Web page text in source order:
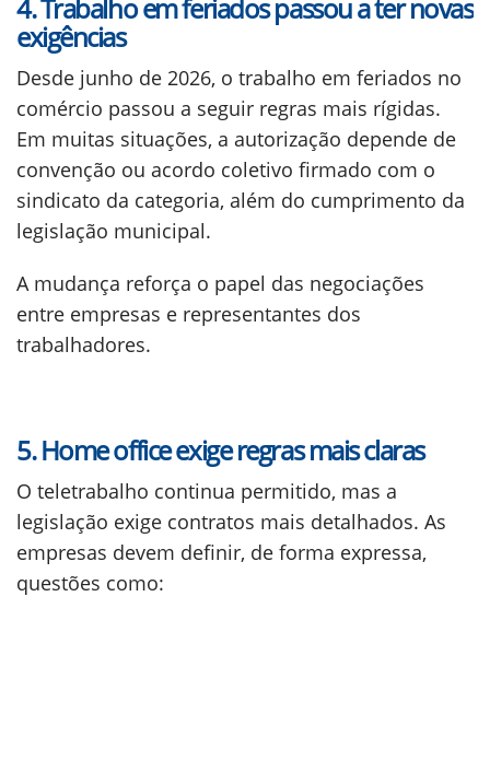
4. Trabalho em feriados passou a ter novas
exigências
Desde junho de 2026, o trabalho em feriados no
comércio passou a seguir regras mais rígidas.
Em muitas situações, a autorização depende de
convenção ou acordo coletivo firmado com o
sindicato da categoria, além do cumprimento da
legislação municipal.
A mudança reforça o papel das negociações
entre empresas e representantes dos
trabalhadores.
5. Home office exige regras mais claras
O teletrabalho continua permitido, mas a
legislação exige contratos mais detalhados. As
empresas devem definir, de forma expressa,
questões como: